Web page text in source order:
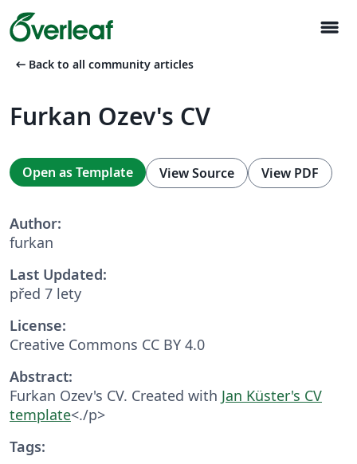
menu
arrow_left_alt Back to all community articles
Furkan Ozev's CV
Open as Template View Source View PDF
Author:
furkan
Last Updated:
před 7 lety
License:
Creative Commons CC BY 4.0
Abstract:
Furkan Ozev's CV. Created with Jan Küster's CV
template<./p>
Tags: